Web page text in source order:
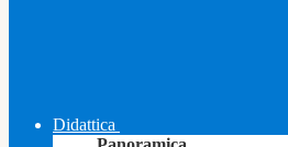
Didattica